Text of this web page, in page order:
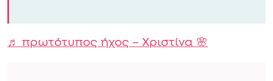
♬ πρωτότυπος ήχος – Χριστίνα 🌸